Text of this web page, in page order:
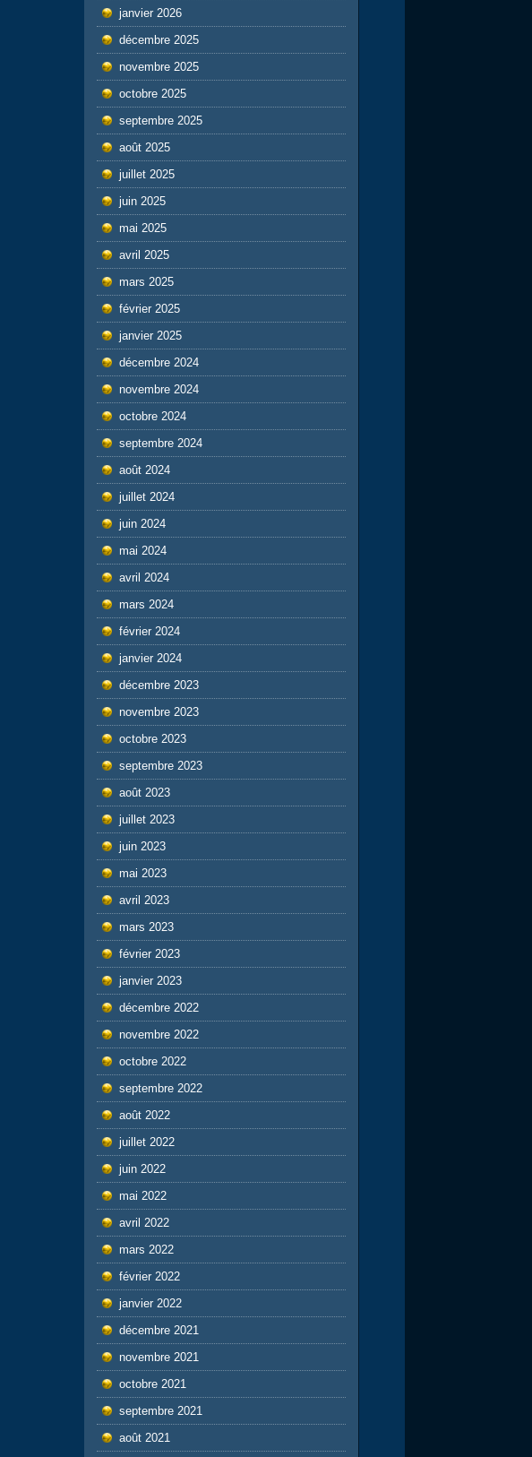
janvier 2026
décembre 2025
novembre 2025
octobre 2025
septembre 2025
août 2025
juillet 2025
juin 2025
mai 2025
avril 2025
mars 2025
février 2025
janvier 2025
décembre 2024
novembre 2024
octobre 2024
septembre 2024
août 2024
juillet 2024
juin 2024
mai 2024
avril 2024
mars 2024
février 2024
janvier 2024
décembre 2023
novembre 2023
octobre 2023
septembre 2023
août 2023
juillet 2023
juin 2023
mai 2023
avril 2023
mars 2023
février 2023
janvier 2023
décembre 2022
novembre 2022
octobre 2022
septembre 2022
août 2022
juillet 2022
juin 2022
mai 2022
avril 2022
mars 2022
février 2022
janvier 2022
décembre 2021
novembre 2021
octobre 2021
septembre 2021
août 2021